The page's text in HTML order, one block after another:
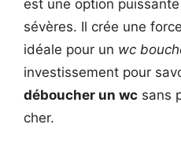
est une option
sévères. Il crée une
idéale pour un wc
investissement pour
déboucher un wc sans
cher.